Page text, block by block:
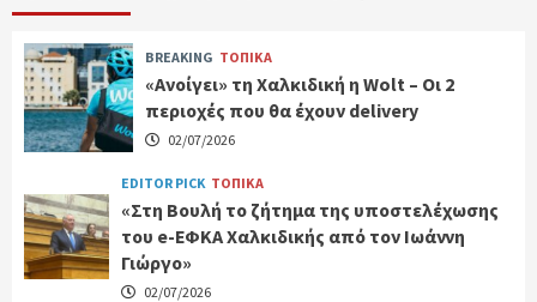
BREAKING ΤΟΠΙΚΑ
«Ανοίγει» τη Χαλκιδική η Wolt – Οι 2
περιοχές που θα έχουν delivery
02/07/2026
EDITOR PICK ΤΟΠΙΚΑ
«Στη Βουλή το ζήτημα της υποστελέχωσης
του e-ΕΦΚΑ Χαλκιδικής από τον Ιωάννη
Γιώργο»
02/07/2026